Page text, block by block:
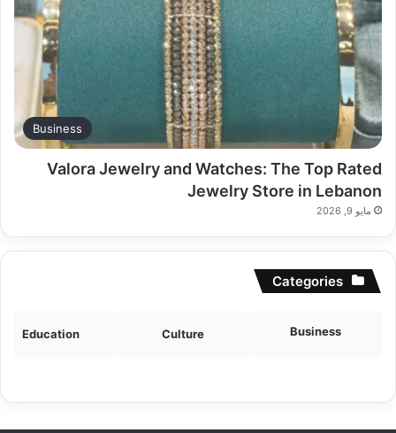
Business
Valora Jewelry and Watches: The Top Rated
Jewelry Store in Lebanon
مايو 9, 2026
Categories
Business
Culture
Education